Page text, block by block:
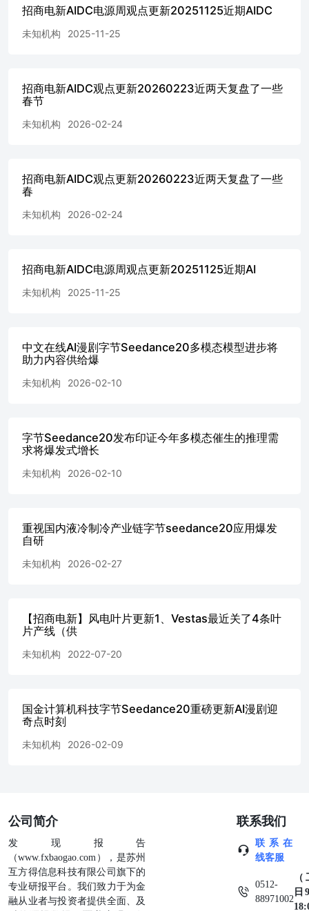
招商电新AIDC电源周观点更新20251125近期AIDC
未知机构 2025-11-25
招商电新AIDC观点更新20260223近两天复盘了一些
春节
未知机构 2026-02-24
招商电新AIDC观点更新20260223近两天复盘了一些
春
未知机构 2026-02-24
招商电新AIDC电源周观点更新20251125近期AI
未知机构 2025-11-25
中文在线AI漫剧字节Seedance20多模态模型进步将
助力内容供给爆
未知机构 2026-02-10
字节Seedance20发布印证今年多模态催生的推理需
求将爆发式增长
未知机构 2026-02-10
重视国内液冷制冷产业链字节seedance20应用爆发
自研
未知机构 2026-02-27
【招商电新】风电叶片更新1、Vestas最近关了4条叶
片产线（供
未知机构 2022-07-20
国金计算机科技字节Seedance20重磅更新AI漫剧迎
奇点时刻
未知机构 2026-02-09
公司简介
发现报告
（www.fxbaogao.com），是苏州
互方得信息科技有限公司旗下的
专业研报平台。我们致力于为金
融从业者与投资者提供全面、及
联系我们
联系在
线客服
0512-
88971002
日